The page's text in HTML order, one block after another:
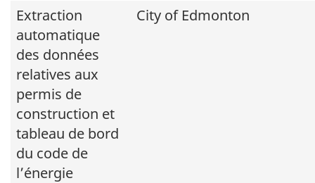
Extraction
automatique
des données
relatives aux
permis de
construction et
tableau de bord
du code de
l’énergie
City of Edmonton